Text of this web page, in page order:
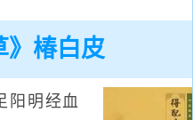
》椿白皮
阳明经血